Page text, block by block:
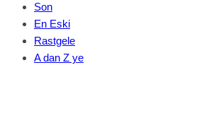
Son
En Eski
Rastgele
A dan Z ye